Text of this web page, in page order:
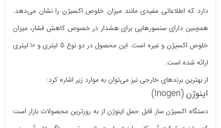
دارد که اطلاعاتی مفیدی مانند میزان خلوص اکسیژن را نشان می‌دهد.
همچنین دارای سنسورهایی برای هشدار در خصوص کاهش فشار، میزان
خلوص اکسیژن و غیره است. این محصول در دو نوع 5 لیتری و 10 لیتری
ارائه شده است.
از بهترین برندهای خارجی نیز می‌توان به موارد زیر اشاره کرد:
اینوژن (Inogen)
دستگاه اکسیژن ساز قابل حمل اینوژن از به روزترین محصولات بازار است